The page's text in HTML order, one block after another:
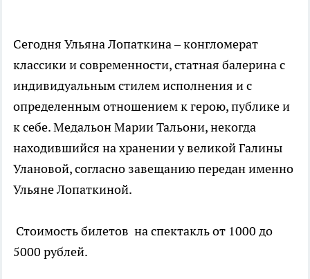
Сегодня Ульяна Лопаткина – конгломерат
классики и современности, статная балерина с
индивидуальным стилем исполнения и с
определенным отношением к герою, публике и
к себе. Медальон Марии Тальони, некогда
находившийся на хранении у великой Галины
Улановой, согласно завещанию передан именно
Ульяне Лопаткиной.
Стоимость билетов на спектакль от 1000 до
5000 рублей.